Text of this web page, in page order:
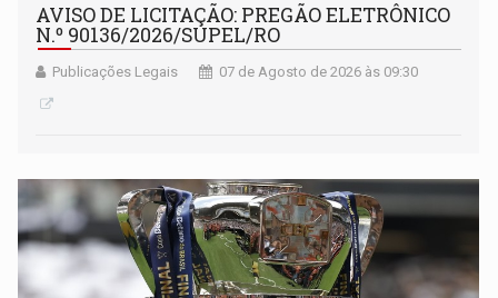
AVISO DE LICITAÇÃO: PREGÃO ELETRÔNICO
N.º 90136/2026/SUPEL/RO
Publicações Legais 07 de Agosto de 2026 às 09:30